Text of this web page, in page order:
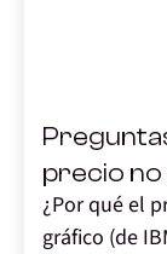
precio
¿Por qué el
gráfico (de